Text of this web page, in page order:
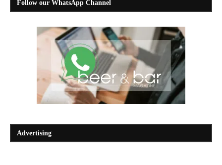
Follow our WhatsApp Channel
Advertising